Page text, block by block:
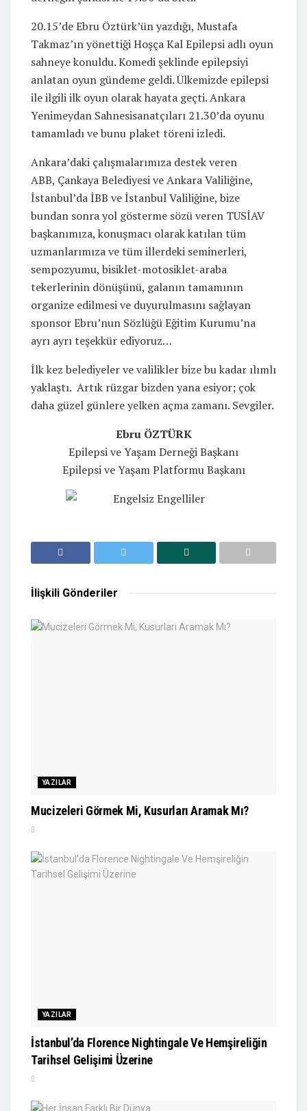
20.15’de Ebru Öztürk’ün yazdığı, Mustafa
Takmaz’ın yönettiği Hoşça Kal Epilepsi adlı oyun
sahneye konuldu. Komedi şeklinde epilepsiyi
anlatan oyun gündeme geldi. Ülkemizde epilepsi
ile ilgili ilk oyun olarak hayata geçti. Ankara
Yenimeydan Sahnesisanatçıları 21.30’da oyunu
tamamladı ve bunu plaket töreni izledi.
Ankara’daki çalışmalarımıza destek veren
ABB, Çankaya Belediyesi ve Ankara Valiliğine,
İstanbul’da İBB ve İstanbul Valiliğine, bize
bundan sonra yol gösterme sözü veren TUSİAV
başkanımıza, konuşmacı olarak katılan tüm
uzmanlarımıza ve tüm illerdeki seminerleri,
sempozyumu, bisiklet-motosiklet-araba
tekerlerinin dönüşünü, galanın tamamının
organize edilmesi ve duyurulmasını sağlayan
sponsor Ebru’nun Sözlüğü Eğitim Kurumu’na
ayrı ayrı teşekkür ediyoruz…
İlk kez belediyeler ve valilikler bize bu kadar ılımlı
yaklaştı. Artık rüzgar bizden yana esiyor; çok
daha güzel günlere yelken açma zamanı. Sevgiler.
Ebru ÖZTÜRK
Epilepsi ve Yaşam Derneği Başkanı
Epilepsi ve Yaşam Platformu Başkanı
İlişkili Gönderiler
YAZILAR
Mucizeleri Görmek Mi, Kusurları Aramak Mı?
YAZILAR
İstanbul’da Florence Nightingale Ve Hemşireliğin
Tarihsel Gelişimi Üzerine